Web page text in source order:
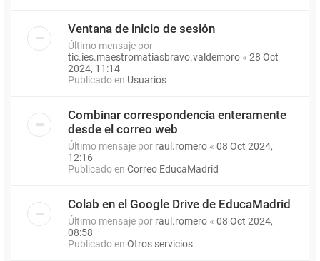
Ventana de inicio de sesión
Último mensaje por
tic.ies.maestromatiasbravo.valdemoro « 28 Oct
2024, 11:14
Publicado en Usuarios
Combinar correspondencia enteramente
desde el correo web
Último mensaje por raul.romero « 08 Oct 2024,
12:16
Publicado en Correo EducaMadrid
Colab en el Google Drive de EducaMadrid
Último mensaje por raul.romero « 08 Oct 2024,
08:58
Publicado en Otros servicios